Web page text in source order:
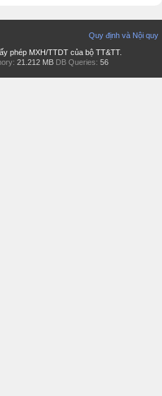
Quy định và Nội quy
phép MXH/TTDT của bộ TT&TT.
21.212 MB DB Queries: 56